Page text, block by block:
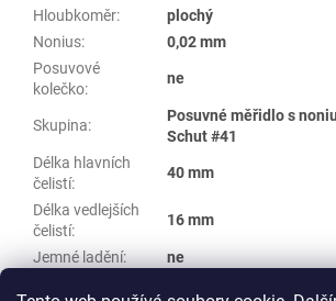
Hloubkoměr:
plochý
Nonius:
0,02 mm
Posuvové
kolečko:
ne
Skupina:
Posuvné měřidlo s
Schut #41
Délka hlavních
čelistí:
40 mm
Délka vedlejších
čelistí:
16 mm
Jemné ladění:
ne